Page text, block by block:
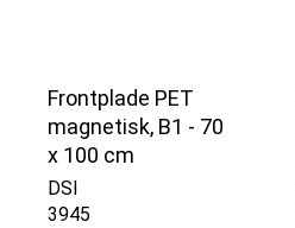
Frontplade PET
magnetisk, B1 - 70
x 100 cm
DSI
3945